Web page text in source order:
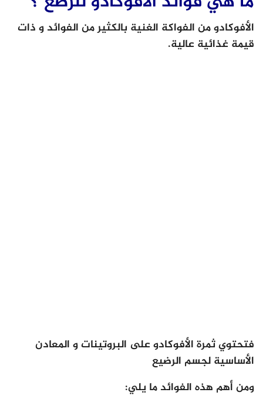
الأفوكادو من الفواكة الغنية بالكثير من الفوائد و ذات
قيمة غذائية عالية.
فتحتوي ثمرة الأفوكادو على البروتينات و المعادن
الأساسية لجسم الرضيع
ومن أهم هذه الفوائد ما يلي: